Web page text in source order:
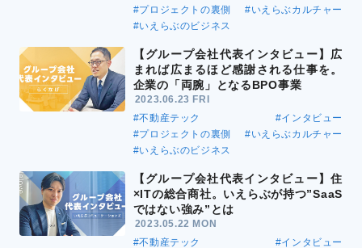
#プロジェクトの裏側
#いえらぶカルチャー
#いえらぶのビジネス
【グループ会社代表インタビュー】広
まれば広まるほど感謝される仕事を。
企業の「両腕」となるBPO事業
2023.06.23 FRI
#不動産テック
#インタビュー
#プロジェクトの裏側
#いえらぶカルチャー
#いえらぶのビジネス
【グループ会社代表インタビュー】住
×ITの総合商社。いえらぶが持つ”SaaS
ではない強み”とは
2023.05.22 MON
#不動産テック
#インタビュー